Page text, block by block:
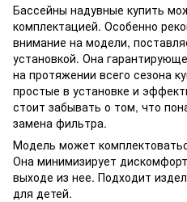
Бассейны надувные купить
комплектацией. Особенно
внимание на модели,
установкой. Она
на протяжении всего сезона
простые в установке и
стоит забывать о том, что
замена фильтра.
Модель может
Она минимизирует
выходе из нее. Подходит
для детей.